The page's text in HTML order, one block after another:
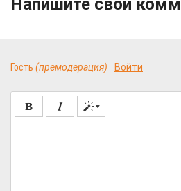
Напишите свой
Гость (премодерация) Войти